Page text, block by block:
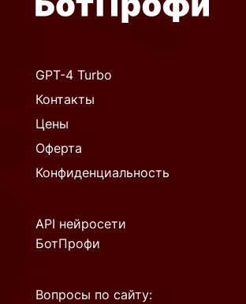
GPT-4 Turbo
Контакты
Цены
Оферта
Конфиденциальность
API нейросети
БотПрофи
Вопросы по сайту: